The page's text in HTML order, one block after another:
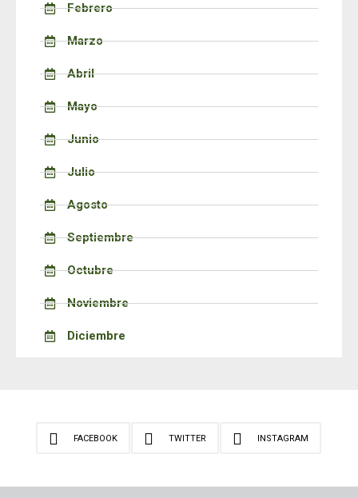
Febrero
Marzo
Abril
Mayo
Junio
Julio
Agosto
Septiembre
Octubre
Noviembre
Diciembre
FACEBOOK TWITTER INSTAGRAM